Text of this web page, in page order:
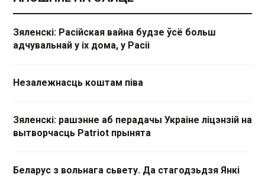
Зяленскі: Расійская вайна будзе ўсё больш
адчувальнай у іх дома, у Расіі
Незалежнасць коштам піва
Зяленскі: рашэнне аб перадачы Украіне ліцэнзій на
вытворчасць Patriot прынята
Беларус з вольнага сьвету. Да стагодзьдзя Янкі